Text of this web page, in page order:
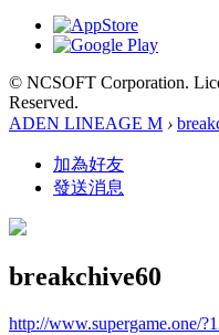
© NCSOFT Corporation.
Reserved.
ADEN LINEAGE M ›
加為好友
發送消息
breakchive60
http://www.supergame.one/